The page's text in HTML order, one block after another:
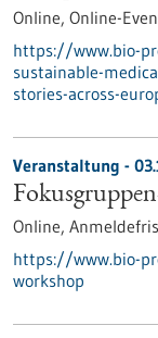
Online, Online-
https://www.bio-
sustainable-
stories-across-
Veranstaltung -
Online,
https://www.bio-
workshop